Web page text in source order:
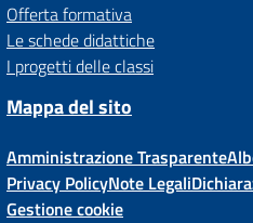
Offerta formativa
Le schede didattiche
I progetti delle classi
Mappa del sito
Amministrazione Trasparente
Privacy PolicyNote Legali
Gestione cookie